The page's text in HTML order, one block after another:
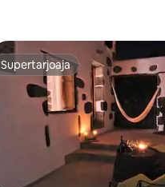
Supertarjoaja
Supertarjoaja